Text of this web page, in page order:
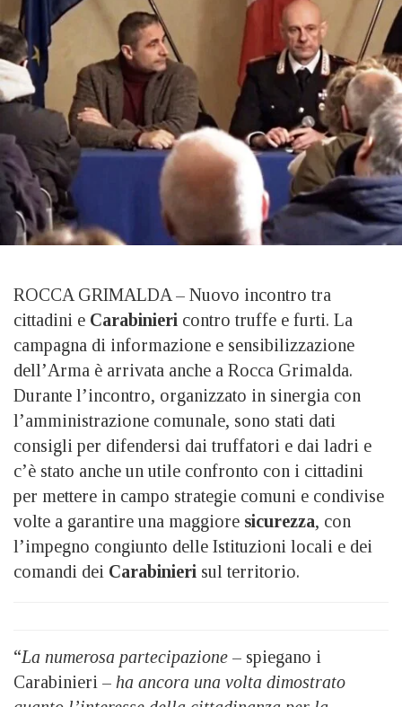
ROCCA GRIMALDA – Nuovo incontro tra
cittadini e Carabinieri contro truffe e furti. La
campagna di informazione e sensibilizzazione
dell’Arma è arrivata anche a Rocca Grimalda.
Durante l’incontro, organizzato in sinergia con
l’amministrazione comunale, sono stati dati
consigli per difendersi dai truffatori e dai ladri e
c’è stato anche un utile confronto con i cittadini
per mettere in campo strategie comuni e condivise
volte a garantire una maggiore sicurezza, con
l’impegno congiunto delle Istituzioni locali e dei
comandi dei Carabinieri sul territorio.
“La numerosa partecipazione – spiegano i
Carabinieri – ha ancora una volta dimostrato